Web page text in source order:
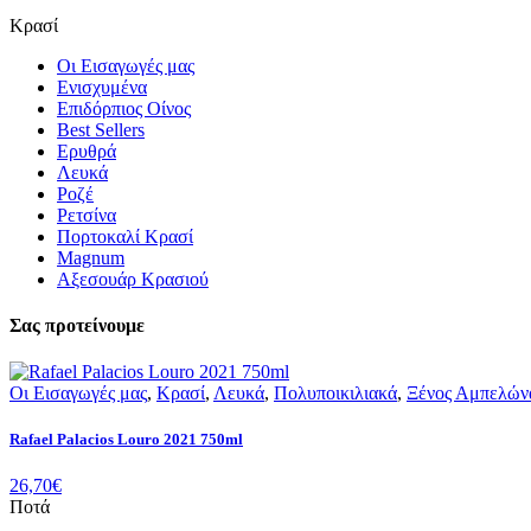
Κρασί
Οι Εισαγωγές μας
Ενισχυμένα
Επιδόρπιος Οίνος
Best Sellers
Ερυθρά
Λευκά
Ροζέ
Ρετσίνα
Πορτοκαλί Κρασί
Magnum
Αξεσουάρ Κρασιού
Σας προτείνουμε
Οι Εισαγωγές μας, Κρασί, Λευκά, Πολυποικιλιακά, Ξένος
Rafael Palacios Louro 2021 750ml
26,70€
Ποτά